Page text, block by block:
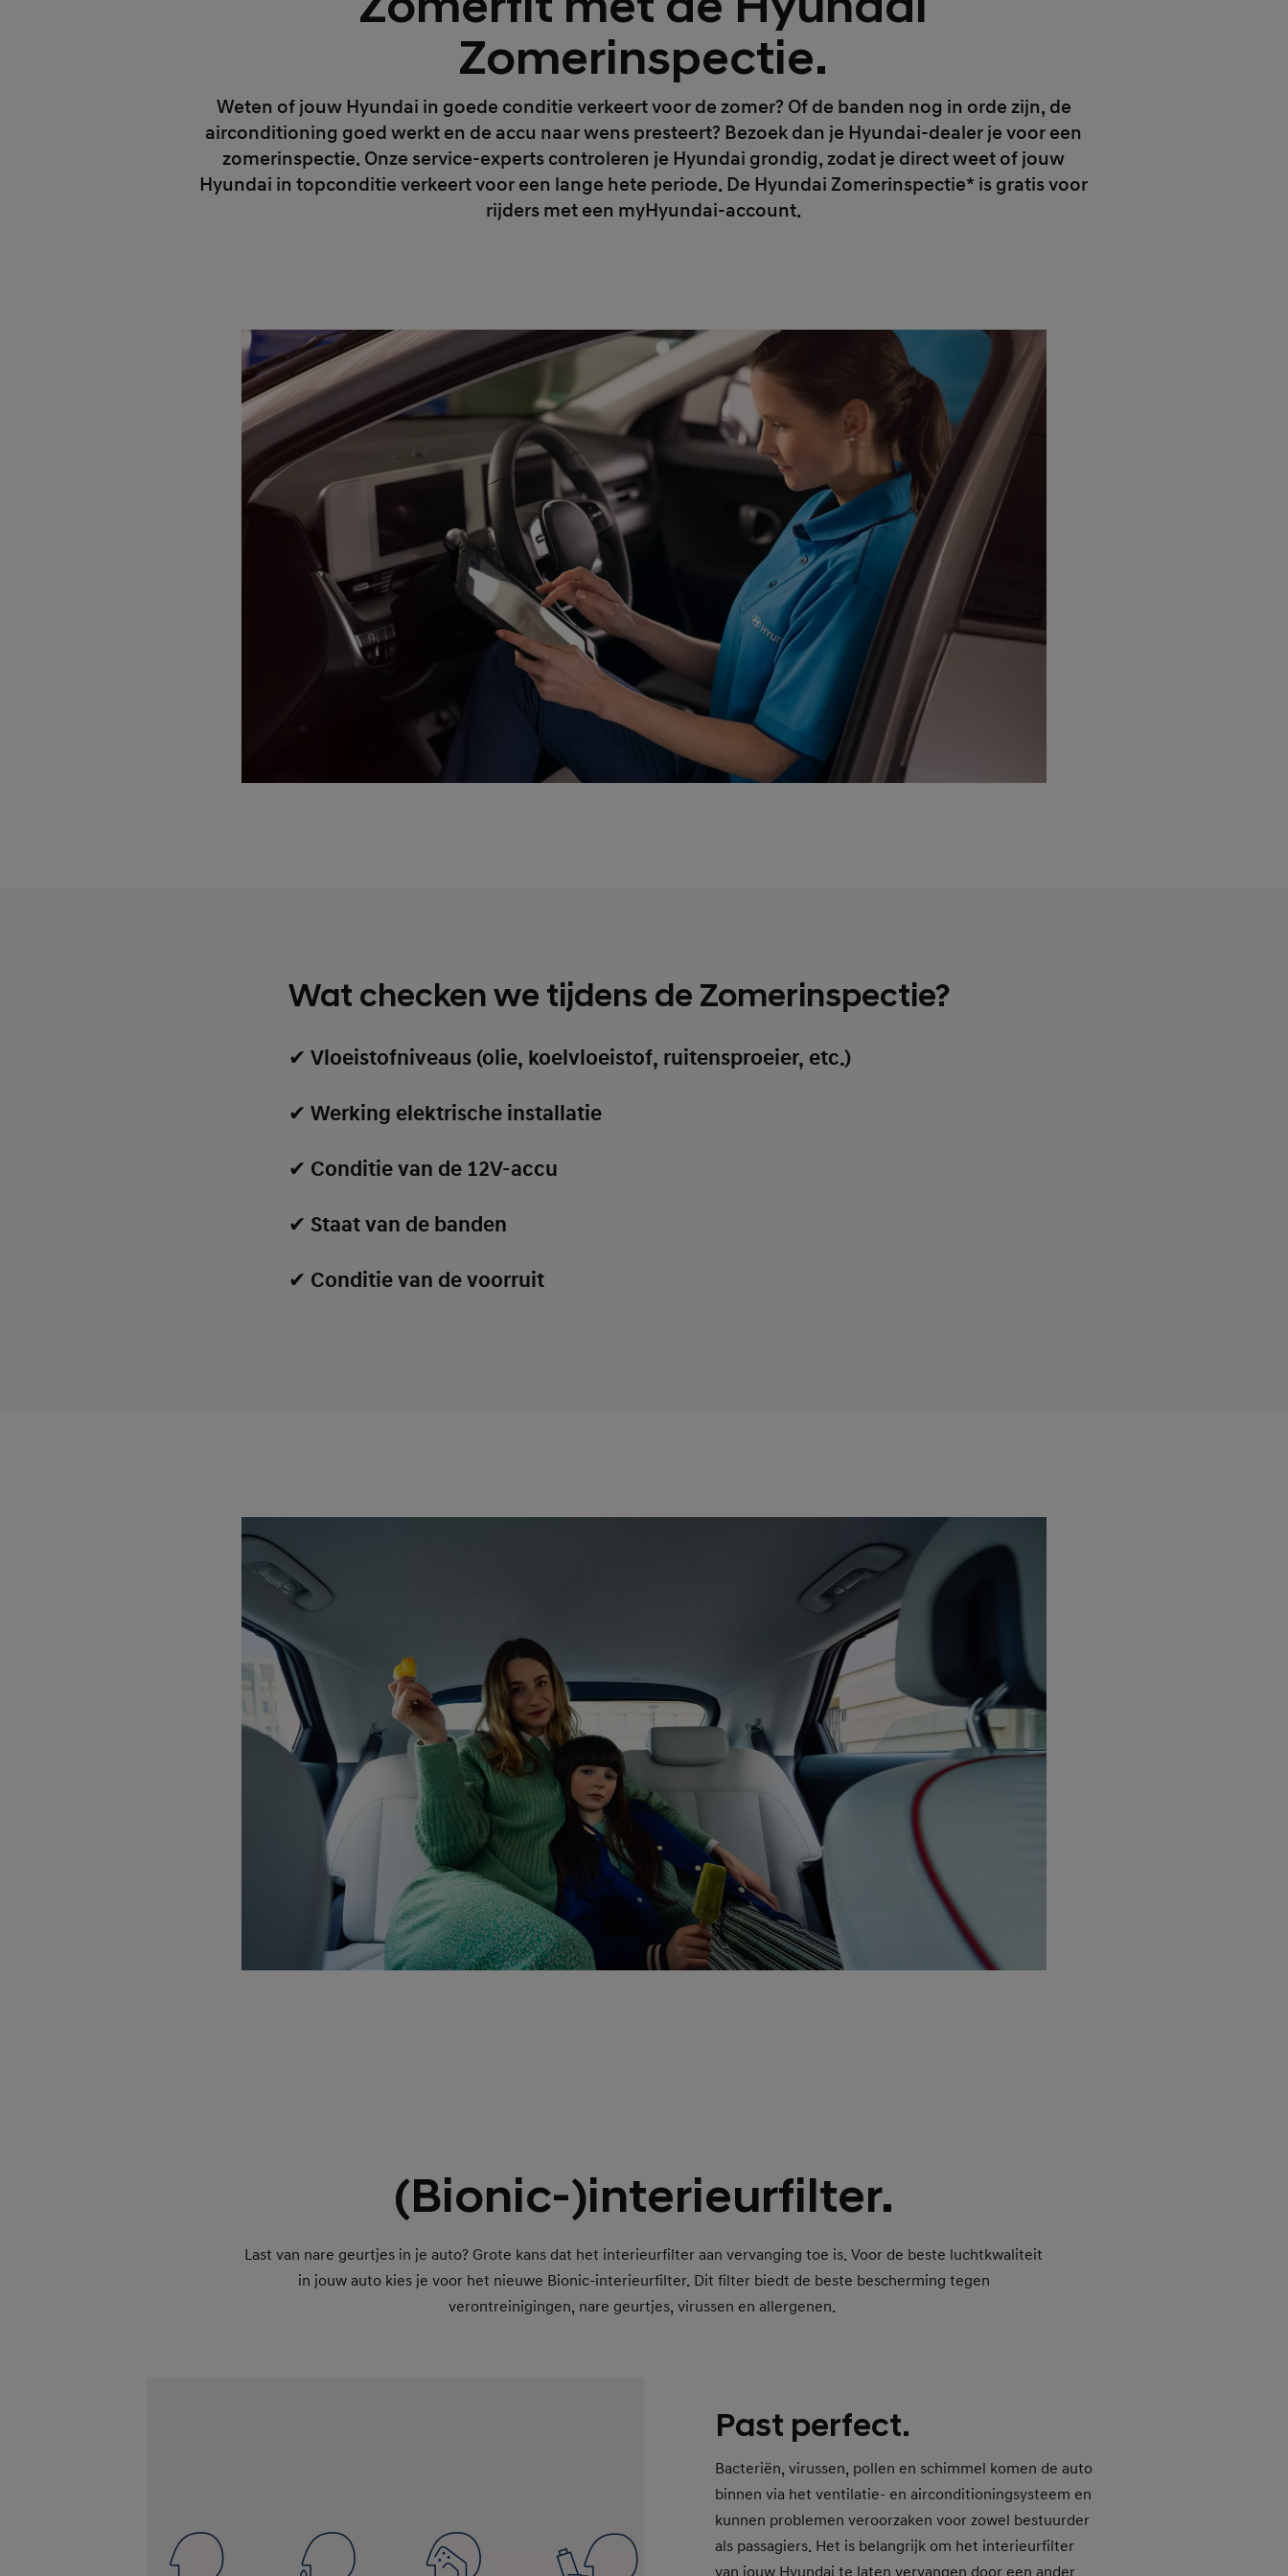
Zomerinspectie.
Weten of jouw Hyundai in goede conditie verkeert voor de zomer? Of de banden nog in orde zijn, de
airconditioning goed werkt en de accu naar wens presteert? Bezoek dan je Hyundai-dealer je voor een
zomerinspectie. Onze service-experts controleren je Hyundai grondig, zodat je direct weet of jouw
Hyundai in topconditie verkeert voor een lange hete periode. De Hyundai Zomerinspectie* is gratis voor
rijders met een myHyundai-account.
Wat checken we tijdens de Zomerinspectie?
✔Vloeistofniveaus (olie, koelvloeistof, ruitensproeier, etc.)
✔Werking elektrische installatie
✔ Conditie van de 12V-accu
✔Staat van de banden
✔ Conditie van de voorruit
(Bionic-)interieurfilter.
Last van nare geurtjes in je auto? Grote kans dat het interieurfilter aan vervanging toe is. Voor de beste luchtkwaliteit
in jouw auto kies je voor het nieuwe Bionic-interieurfilter. Dit filter biedt de beste bescherming tegen
verontreinigingen, nare geurtjes, virussen en allergenen.
Past perfect.
Bacteriën, virussen, pollen en schimmel komen de auto
binnen via het ventilatie- en airconditioningsysteem en
kunnen problemen veroorzaken voor zowel bestuurder
als passagiers. Het is belangrijk om het interieurfilter